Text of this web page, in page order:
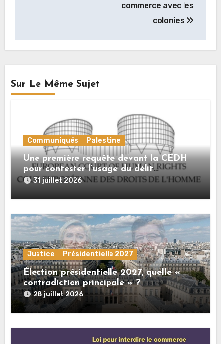
commerce avec les
colonies
Sur Le Même Sujet
Communiqués Palestine
Une première requête devant la CEDH
pour contester l’usage du délit
d’« apologie du terrorisme » contre les
Palestine
31 juillet 2026
Justice Présidentielle 2027
Élection présidentielle 2027, quelle «
contradiction principale » ?
28 juillet 2026